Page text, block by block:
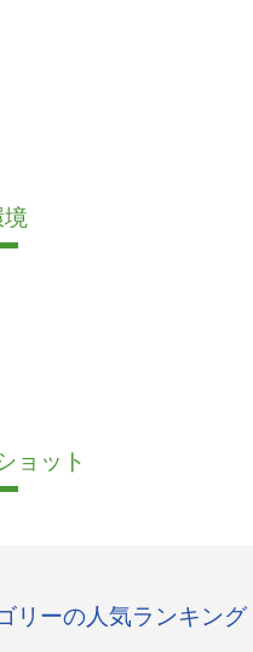
境
ョット
リーの人気ランキング